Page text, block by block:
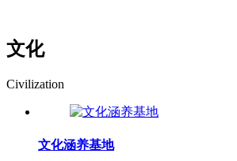
文化
Civilization
文化涵养基地